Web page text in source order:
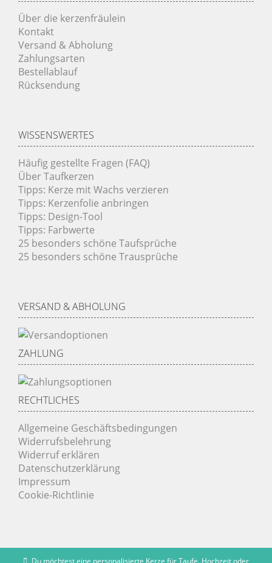
Über die kerzenfräulein
Kontakt
Versand & Abholung
Zahlungsarten
Bestellablauf
Rücksendung
WISSENSWERTES
Häufig gestellte Fragen (FAQ)
Über Taufkerzen
Tipps: Kerze mit Wachs verzieren
Tipps: Kerzenfolie anbringen
Tipps: Design-Tool
Tipps: Farbwerte
25 besonders schöne Taufsprüche
25 besonders schöne Trausprüche
VERSAND & ABHOLUNG
ZAHLUNG
RECHTLICHES
Allgemeine Geschäftsbedingungen
Widerrufsbelehrung
Widerruf erklären
Datenschutzerklärung
Impressum
Cookie-Richtlinie
Du möchtest eine personalisierte Kerze für Taufe, Hochzeit oder